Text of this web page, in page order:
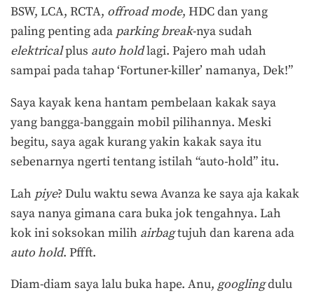
BSW, LCA, RCTA, offroad mode, HDC dan yang
paling penting ada parking break-nya sudah
elektricalplus auto holdlagi. Pajero mah udah
sampai pada tahap ‘Fortuner-killer’ namanya, Dek!”
Saya kayak kena hantam pembelaan kakak saya
yang bangga-banggain mobil pilihannya. Meski
begitu, saya agak kurang yakin kakak saya itu
sebenarnya ngerti tentang istilah “auto-hold” itu.
Lah piye? Dulu waktu sewa Avanza ke saya aja kakak
saya nanya gimana cara buka jok tengahnya. Lah
kok ini soksokan milih airbagtujuh dan karena ada
auto hold. Pffft.
Diam-diam saya lalu buka hape. Anu, googlingdulu